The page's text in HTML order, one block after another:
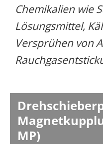
Chemikalien wie
Lösungsmittel,
Versprühen von
MP)